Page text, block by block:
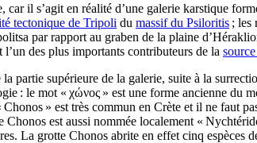
car il s’agit en réalité d’une galerie karstique
tectonique de Tripoli du massif du Psiloritis ; les
par rapport au graben de la plaine
des plus importants contributeurs de la
partie supérieure de la galerie, suite à la
: le mot « χώνος » est une forme ancienne du
» est très commun en Crète et il ne faut
Chonos est aussi nommée localement «
La grotte Chonos abrite en effet cinq espèces